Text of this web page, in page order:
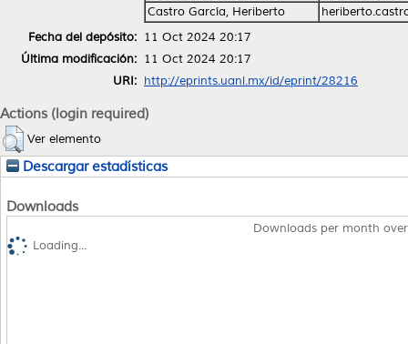
Castro García, Heriberto
Fecha del depósito: 11 Oct 2024 20:17
Última modificación: 11 Oct 2024 20:17
URI: http://eprints.uanl.mx/id/eprint/28216
Actions (login required)
Ver elemento
Descargar estadísticas
Downloads
Downloads per month
Loading...